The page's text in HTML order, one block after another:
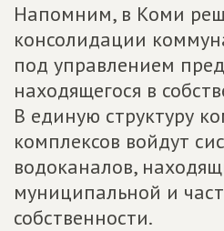
Напомним, в Коми
консолидации
под управлением
находящегося в
В единую структуру
комплексов войдут
водоканалов,
муниципальной и
собственности.